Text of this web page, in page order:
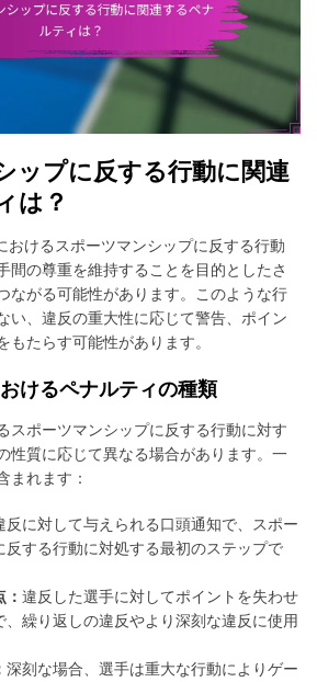
ップに反する行動に関連
は？
おけるスポーツマンシップに反する行動
間の尊重を維持することを目的としたさ
ながる可能性があります。このような行
い、違反の重大性に応じて警告、ポイン
もたらす可能性があります。
けるペナルティの種類
スポーツマンシップに反する行動に対す
性質に応じて異なる場合があります。一
まれます：
反に対して与えられる口頭通知で、スポー
反する行動に対処する最初のステップで
：違反した選手に対してポイントを失わせ
、繰り返しの違反やより深刻な違反に使用
深刻な場合、選手は重大な行動によりゲー